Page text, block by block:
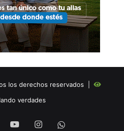
los derechos reservados |
verdades
YouTubeInstagram